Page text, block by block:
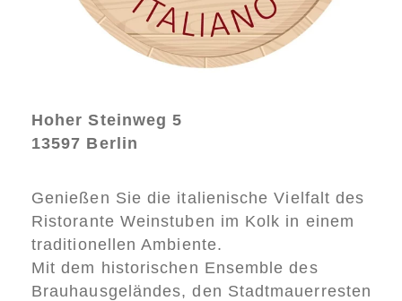
Hoher Steinweg 5
13597 Berlin
Genießen Sie die italienische Vielfalt des
Ristorante Weinstuben im Kolk in einem
traditionellen Ambiente.
Mit dem historischen Ensemble des
Brauhausgeländes, den Stadtmauerresten